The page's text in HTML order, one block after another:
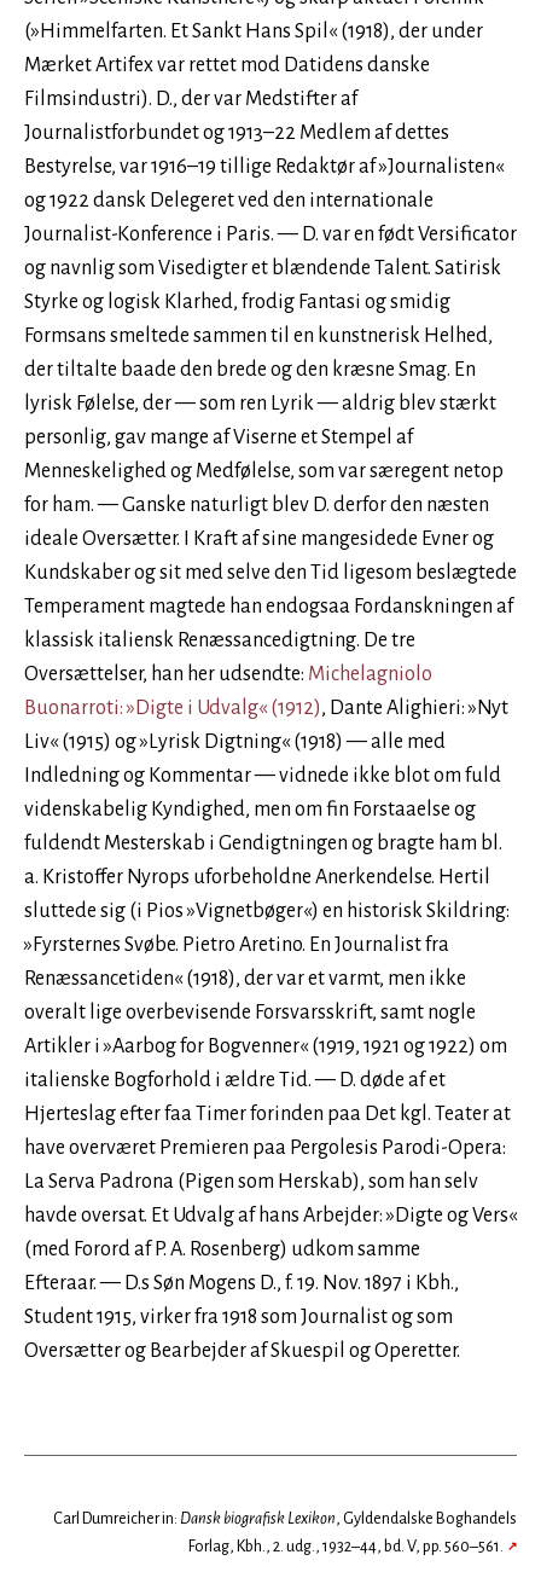
(»Himmelfarten. Et Sankt Hans Spil« (1918), der under
Mærket Artifex var rettet mod Datidens danske
Filmsindustri). D., der var Medstifter af
Journalistforbundet og 1913–22 Medlem af dettes
Bestyrelse, var 1916–19 tillige Redaktør af »Journalisten«
og 1922 dansk Delegeret ved den internationale
Journalist-Konference i Paris. — D. var en født Versificator
og navnlig som Visedigter et blændende Talent. Satirisk
Styrke og logisk Klarhed, frodig Fantasi og smidig
Formsans smeltede sammen til en kunstnerisk Helhed,
der tiltalte baade den brede og den kræsne Smag. En
lyrisk Følelse, der — som ren Lyrik — aldrig blev stærkt
personlig, gav mange af Viserne et Stempel af
Menneskelighed og Medfølelse, som var særegent netop
for ham. — Ganske naturligt blev D. derfor den næsten
ideale Oversætter. I Kraft af sine mangesidede Evner og
Kundskaber og sit med selve den Tid ligesom beslægtede
Temperament magtede han endogsaa Fordanskningen af
klassisk italiensk Renæssancedigtning. De tre
Oversættelser, han her udsendte: Michelagniolo
Buonarroti: »Digte i Udvalg« (1912), Dante Alighieri: »Nyt
Liv« (1915) og »Lyrisk Digtning« (1918) — alle med
Indledning og Kommentar — vidnede ikke blot om fuld
videnskabelig Kyndighed, men om fin Forstaaelse og
fuldendt Mesterskab i Gendigtningen og bragte ham bl.
a. Kristoffer Nyrops uforbeholdne Anerkendelse. Hertil
sluttede sig (i Pios »Vignetbøger«) en historisk Skildring:
»Fyrsternes Svøbe. Pietro Aretino. En Journalist fra
Renæssancetiden« (1918), der var et varmt, men ikke
overalt lige overbevisende Forsvarsskrift, samt nogle
Artikler i »Aarbog for Bogvenner« (1919, 1921 og 1922) om
italienske Bogforhold i ældre Tid. — D. døde af et
Hjerteslag efter faa Timer forinden paa Det kgl. Teater at
have overværet Premieren paa Pergolesis Parodi-Opera:
La Serva Padrona (Pigen som Herskab), som han selv
havde oversat. Et Udvalg af hans Arbejder: »Digte og Vers«
(med Forord af P. A. Rosenberg) udkom samme
Efteraar. — D.s Søn Mogens D., f. 19. Nov. 1897 i Kbh.,
Student 1915, virker fra 1918 som Journalist og som
Oversætter og Bearbejder af Skuespil og Operetter.
Carl Dumreicher in: Dansk biografisk Lexikon , Gyldendalske Boghandels
Forlag, Kbh., 2. udg., 1932–44, bd. V, pp. 560–561.
↗